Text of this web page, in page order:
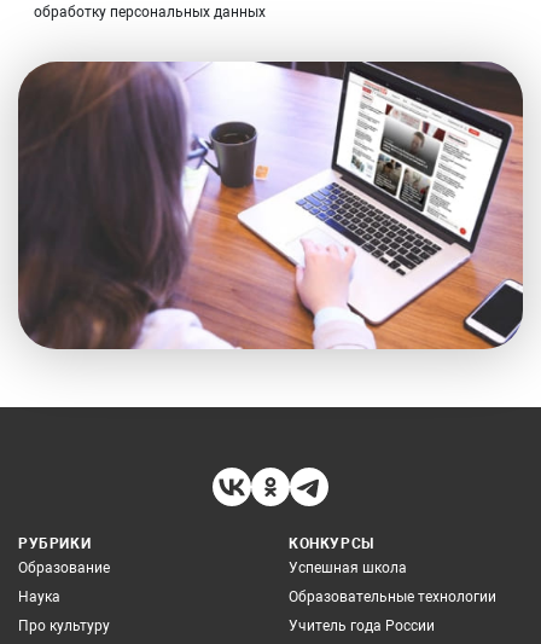
обработку персональных данных
РУБРИКИ
Образование
Наука
Про культуру
КОНКУРСЫ
Успешная школа
Образовательные технологии
Учитель года России